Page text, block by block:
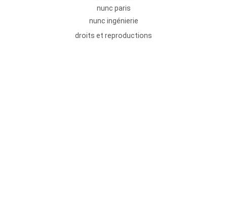
nunc paris
nunc ingénierie
droits et reproductions